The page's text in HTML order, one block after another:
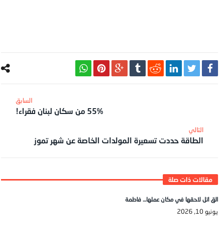
55% من سكان لبنان فقراء!
‎التالي
الطاقة حددت تسعيرة المولدات الخاصة عن شهر تموز
الق اتل لاحقها في مكان عملها… فاطمة
يونيو 10, 2026